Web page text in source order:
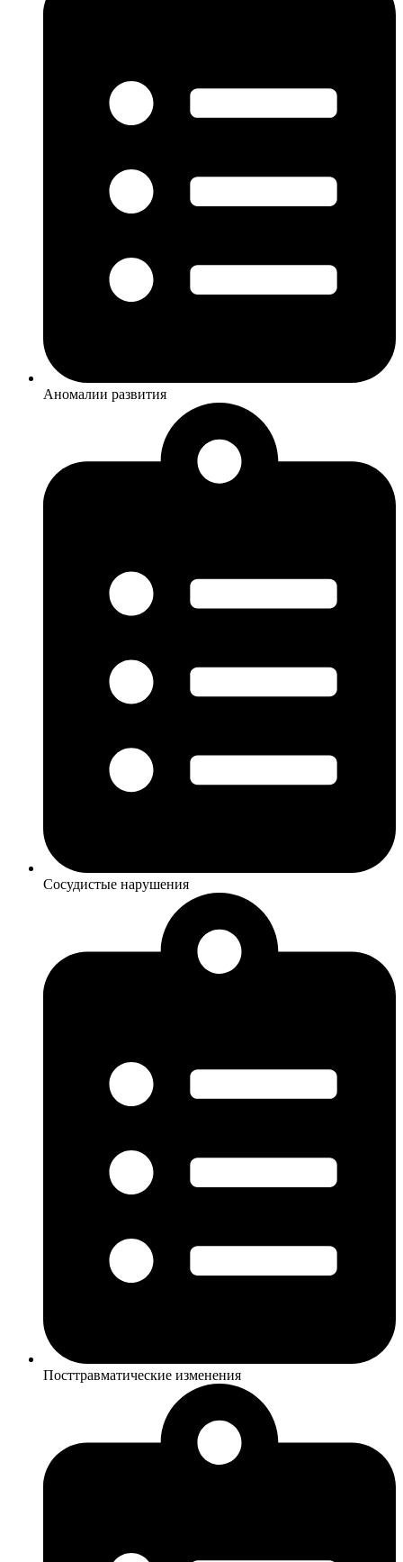
Аномалии развития
Сосудистые нарушения
Посттравматические изменения